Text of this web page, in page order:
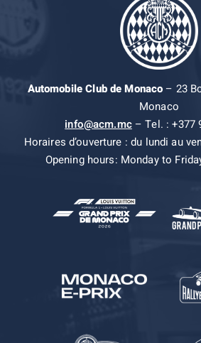
Automobile Club de Monaco– 23
Monaco
info@acm.mc– Tel. : +377
Horaires d’ouverture : du lundi au
Opening hours: Monday to